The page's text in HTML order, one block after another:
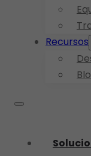
Recursos